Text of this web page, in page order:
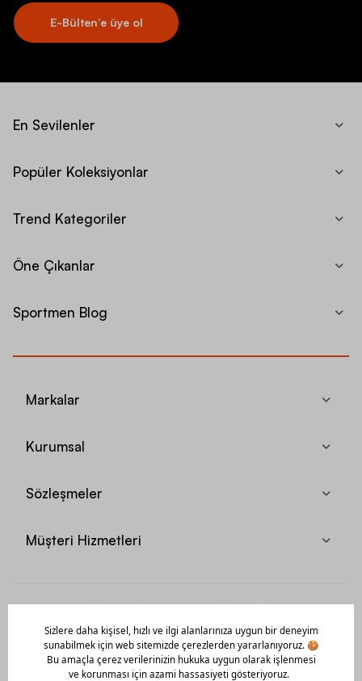
E-Bülten’e üye ol
En Sevilenler
Popüler Koleksiyonlar
Trend Kategoriler
Öne Çıkanlar
Sportmen Blog
Markalar
Kurumsal
Sözleşmeler
Müşteri Hizmetleri